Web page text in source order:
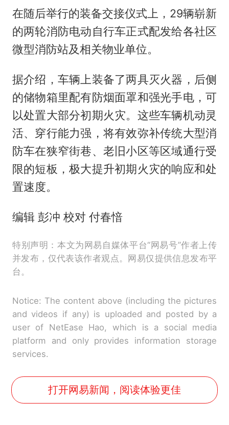
在随后举行的装备交接仪式上，29辆崭新
的两轮消防电动自行车正式配发给各社区
微型消防站及相关物业单位。
据介绍，车辆上装备了两具灭火器，后侧
的储物箱里配有防烟面罩和强光手电，可
以处置大部分初期火灾。这些车辆机动灵
活、穿行能力强，将有效弥补传统大型消
防车在狭窄街巷、老旧小区等区域通行受
限的短板，极大提升初期火灾的响应和处
置速度。
编辑 彭冲 校对 付春愔
特别声明：本文为网易自媒体平台“网易号”作者上传
并发布，仅代表该作者观点。网易仅提供信息发布平
台。
Notice: The content above (including the pictures
and videos if any) is uploaded and posted by a
user of NetEase Hao, which is a social media
platform and only provides information storage
services.
打开网易新闻，阅读体验更佳